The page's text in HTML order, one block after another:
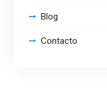
Blog
Contacto